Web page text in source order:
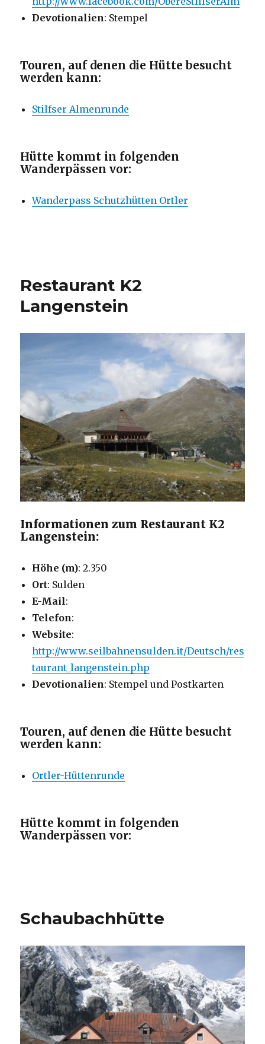
Devotionalien: Stempel
Touren, auf denen die Hütte besucht
werden kann:
Stilfser Almenrunde
Hütte kommt in folgenden
Wanderpässen vor:
Wanderpass Schutzhütten Ortler
Restaurant K2
Langenstein
Informationen zum Restaurant K2
Langenstein:
Höhe (m): 2.350
Ort: Sulden
E-Mail:
Telefon:
Website:
http://www.seilbahnensulden.it/Deutsch/res
taurant_langenstein.php
Devotionalien: Stempel und Postkarten
Touren, auf denen die Hütte besucht
werden kann:
Ortler-Hüttenrunde
Hütte kommt in folgenden
Wanderpässen vor:
Schaubachhütte